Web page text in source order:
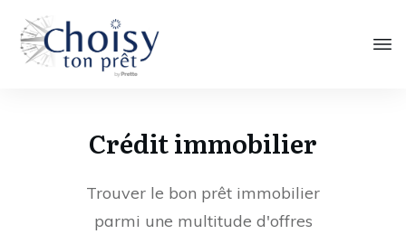
Crédit immobilier
Trouver le bon prêt immobilier
parmi une multitude d'offres